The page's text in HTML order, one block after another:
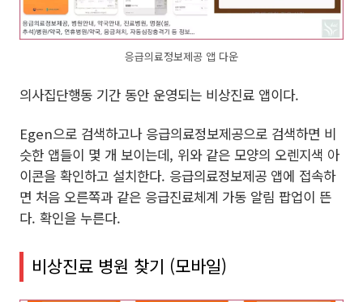
응급의료정보제공 앱 다운
의사집단행동 기간 동안 운영되는 비상진료 앱이다.
Egen으로 검색하고나 응급의료정보제공으로 검색하면 비
슷한 앱들이 몇 개 보이는데, 위와 같은 모양의 오렌지색 아
이콘을 확인하고 설치한다. 응급의료정보제공 앱에 접속하
면 처음 오른쪽과 같은 응급진료체계 가동 알림 팝업이 뜬
다. 확인을 누른다.
비상진료 병원 찾기 (모바일)